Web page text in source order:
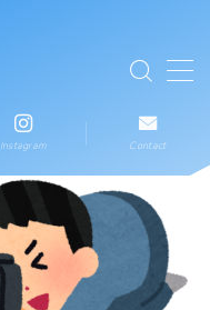
Instagram Contact